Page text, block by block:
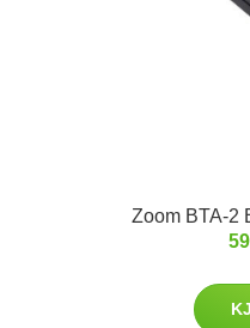
Zoom BTA-2